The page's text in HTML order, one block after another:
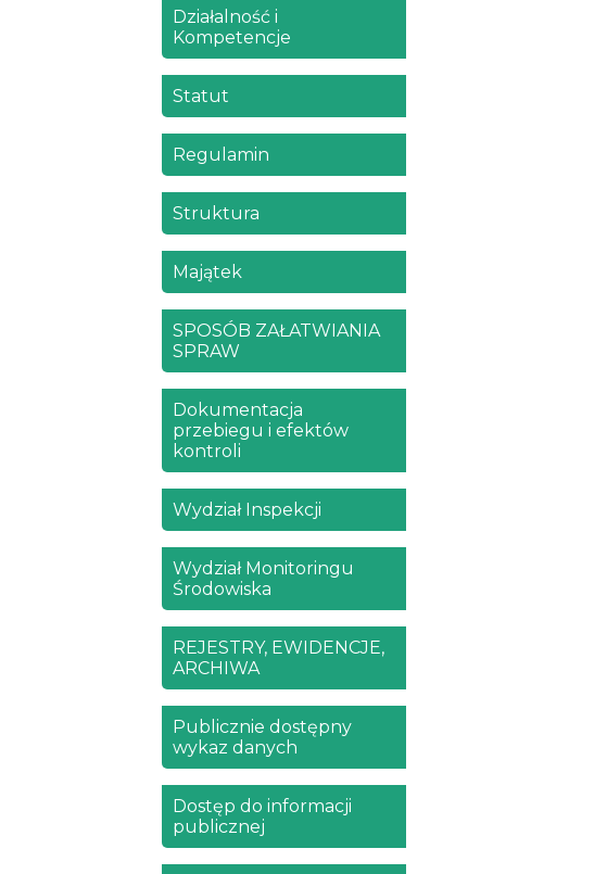
Działalność i
Kompetencje
Statut
Regulamin
Struktura
Majątek
SPOSÓB ZAŁATWIANIA
SPRAW
Dokumentacja
przebiegu i efektów
kontroli
Wydział Inspekcji
Wydział Monitoringu
Środowiska
REJESTRY, EWIDENCJE,
ARCHIWA
Publicznie dostępny
wykaz danych
Dostęp do informacji
publicznej